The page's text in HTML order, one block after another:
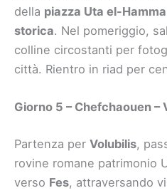
della piazza Uta el-
storica. Nel pomeriggio,
colline circostanti per
città. Rientro in riad per
Giorno 5 – Chefchaouen –
Partenza per Volubilis,
rovine romane patrimonio
verso Fes, attraversando